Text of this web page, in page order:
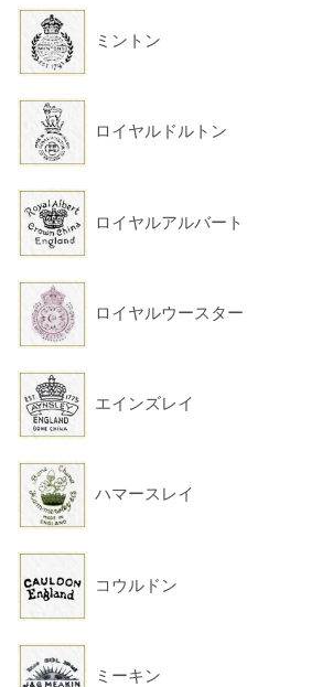
ミントン
ロイヤルドルトン
ロイヤルアルバート
ロイヤルウースター
エインズレイ
ハマースレイ
コウルドン
ミーキン